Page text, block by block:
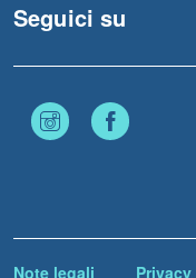
Seguici su
Instagram
Note legali Privacy